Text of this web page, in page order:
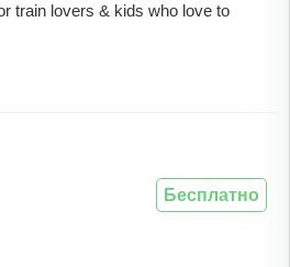
train lovers & kids who love to
Бесплатно